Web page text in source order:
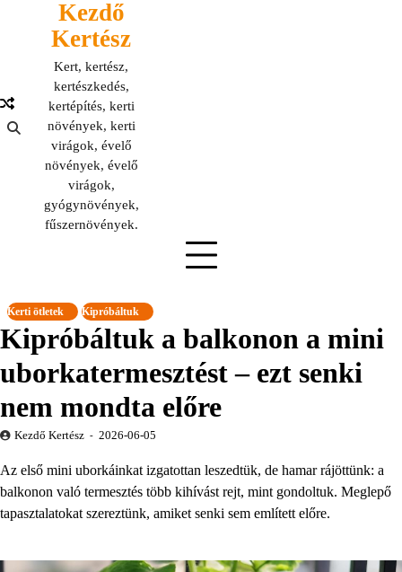
Kezdő
Kertész
Kert, kertész,
kertészkedés,
kertépítés, kerti
növények, kerti
virágok, évelő
növények, évelő
virágok,
gyógynövények,
fűszernövények.
Kerti ötletek Kipróbáltuk
Kipróbáltuk a balkonon a mini
uborkatermesztést – ezt senki
nem mondta előre
Kezdő Kertész 2026-06-05
Az első mini uborkáinkat izgatottan leszedtük, de hamar rájöttünk: a
balkonon való termesztés több kihívást rejt, mint gondoltuk. Meglepő
tapasztalatokat szereztünk, amiket senki sem említett előre.